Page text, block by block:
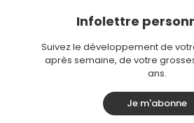
Infolettre
Suivez le développement de
après semaine, de votre
ans.
Je m'abonne